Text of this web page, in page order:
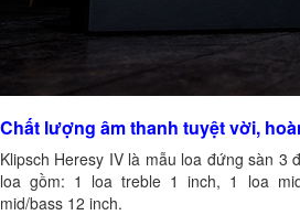
Chất lượng âm thanh tuyệt vời,
Klipsch Heresy IV là mẫu loa đứng sàn 3
loa gồm: 1 loa treble 1 inch, 1 loa
mid/bass 12 inch.